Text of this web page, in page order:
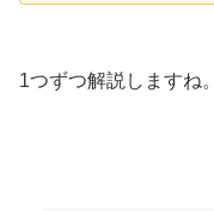
1つずつ解説しますね。